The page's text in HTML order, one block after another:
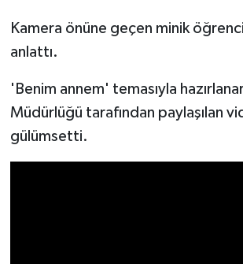
Kamera önüne geçen minik
anlattı.
'Benim annem' temasıyla
Müdürlüğü tarafından paylaşılan
gülümsetti.